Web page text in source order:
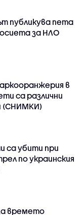
публикува пета
за НЛО
в
са различни
(СНИМКИ)
са убити при
по украинския
времето